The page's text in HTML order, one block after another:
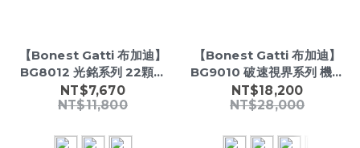
【Bonest Gatti 布加迪】
BG8012 光銘系列 22顆寶
石軸承 鏤空背蓋 玑鏤紋理工
藝錶盤 機械手錶(附品牌精美
NT$7,670
NT$11,800
【Bonest Gatti 布加迪】
BG9010 破速視界系列 機械
真三眼 碳纖維錶圈錶殼 手錶
(附品牌精美賽車禮盒)
NT$18,200
NT$28,000